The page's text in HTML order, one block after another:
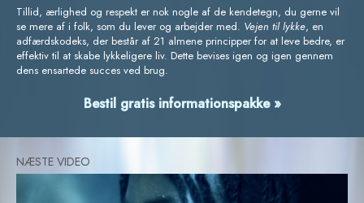
Tillid, ærlighed og respekt er nok nogle af de kendetegn, du gerne vil
se mere af i folk, som du lever og arbejder med. Vejen til lykke, en
adfærdskodeks, der består af 21 almene principper for at leve bedre, er
effektiv til at skabe lykkeligere liv. Dette bevises igen og igen gennem
dens ensartede succes ved brug.
Bestil gratis informationspakke »